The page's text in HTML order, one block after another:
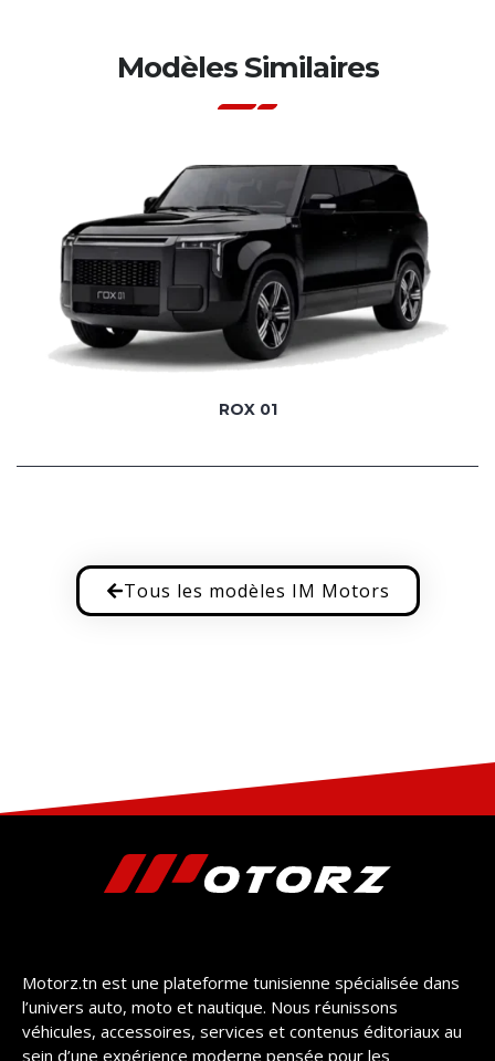
Modèles Similaires
ROX 01
Tous les modèles IM Motors
Motorz.tn est une plateforme tunisienne spécialisée dans
l’univers auto, moto et nautique. Nous réunissons
véhicules, accessoires, services et contenus éditoriaux au
sein d’une expérience moderne pensée pour les